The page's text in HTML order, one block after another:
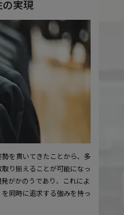
実現
を貫いてきたことから、多
り揃えることが可能になっ
がかのうであり、これによ
同時に追求する強みを持っ